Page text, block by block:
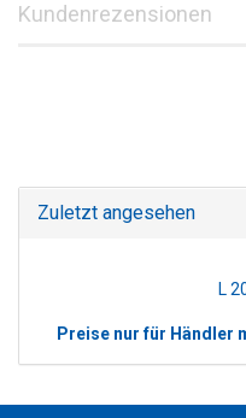
Kundenrezensionen
Zuletzt angesehen
L
Preise nur für Händler